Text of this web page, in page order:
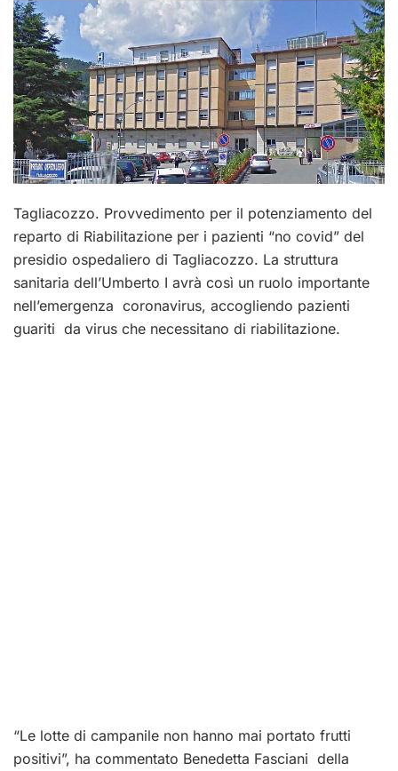
Tagliacozzo. Provvedimento per il potenziamento del
reparto di Riabilitazione per i pazienti “no covid” del
presidio ospedaliero di Tagliacozzo. La struttura
sanitaria dell’Umberto I avrà così un ruolo importante
nell’emergenza coronavirus, accogliendo pazienti
guariti da virus che necessitano di riabilitazione.
“Le lotte di campanile non hanno mai portato frutti
positivi”, ha commentato Benedetta Fasciani della